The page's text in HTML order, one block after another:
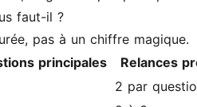
faut-il ?
pas à un chiffre magique.
principales Relances
2 par